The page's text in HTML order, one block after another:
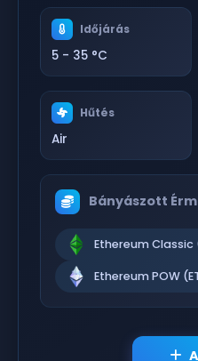
Időjárás
5 - 35 °C
Hűtés
Air
Bányászott
Ethereum Classic
Ethereum POW